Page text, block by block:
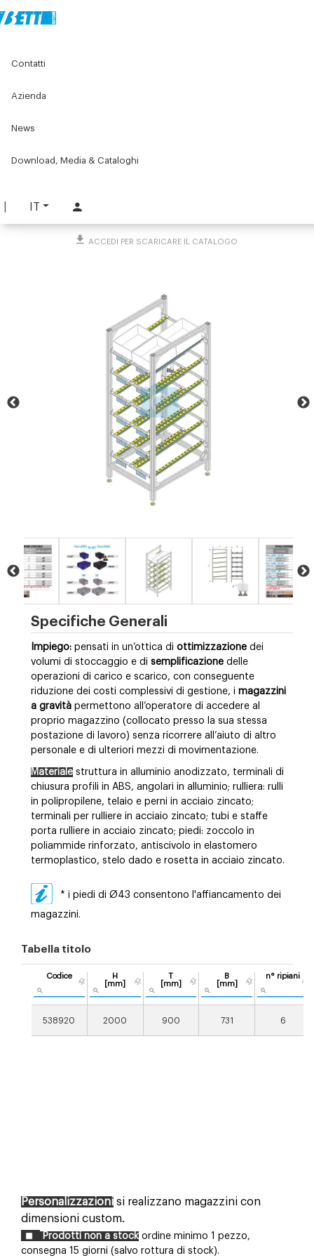
IT
Contatti
Azienda
News
Download, Media & Cataloghi
Magazzini a gravità
PART. 4894
ACCEDI PER SCARICARE IL CATALOGO
Specifiche Generali
Impiego: pensati in un’ottica di ottimizzazione dei
volumi di stoccaggio e di semplificazione delle
operazioni di carico e scarico, con conseguente
riduzione dei costi complessivi di gestione, i magazzini
a gravità permettono all’operatore di accedere al
proprio magazzino (collocato presso la sua stessa
postazione di lavoro) senza ricorrere all’aiuto di altro
personale e di ulteriori mezzi di movimentazione.
Materiale struttura in alluminio anodizzato, terminali di
chiusura profili in ABS, angolari in alluminio; rulliera: rulli
in polipropilene, telaio e perni in acciaio zincato;
terminali per rulliere in acciaio zincato; tubi e staffe
porta rulliere in acciaio zincato; piedi: zoccolo in
poliammide rinforzato, antiscivolo in elastomero
termoplastico, stelo dado e rosetta in acciaio zincato.
* i piedi di Ø43 consentono l'affiancamento dei
magazzini.
Tabella titolo
Codice
H
[mm]
T
[mm]
B
[mm]
n° ripiani
538920 2000 900 731 6
Personalizzazioni si realizzano magazzini con
dimensioni custom.
Prodotti non a stock ordine minimo 1 pezzo,
consegna 15 giorni (salvo rottura di stock).